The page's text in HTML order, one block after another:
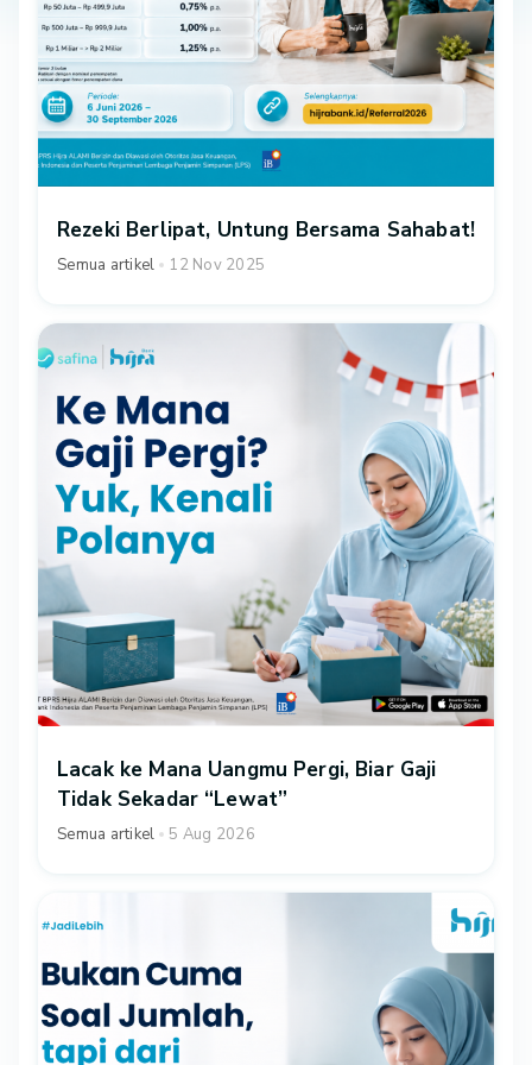
Rezeki Berlipat, Untung Bersama Sahabat!
Semua artikel 12 Nov 2025
Lacak ke Mana Uangmu Pergi, Biar Gaji
Tidak Sekadar “Lewat”
Semua artikel 5 Aug 2026